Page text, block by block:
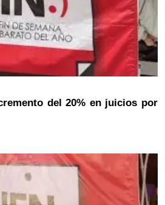
del 20% en juicios por